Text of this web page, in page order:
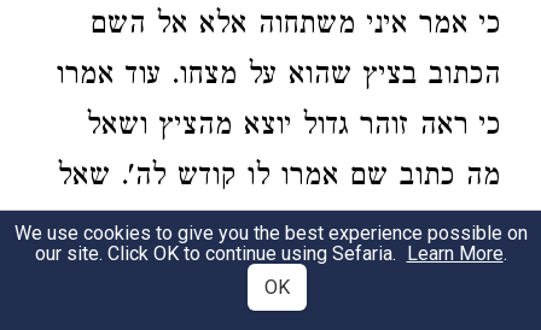
כי אמר איני משתחוה אלא אל השם
הכתוב בציץ שהוא על מצחו. עוד אמרו
כי ראה זוהר גדול יוצא מהציץ ושאל
מה כתוב שם אמרו לו קודש לה'. שאל
פירוש השם מה הוא אמרו לו שאינם
יודעים אלא שם בן ארבע אותיות על כן
We use cookies to give you the best experience possible on
our site. Click OK to continue using Sefaria. Learn More.
OK